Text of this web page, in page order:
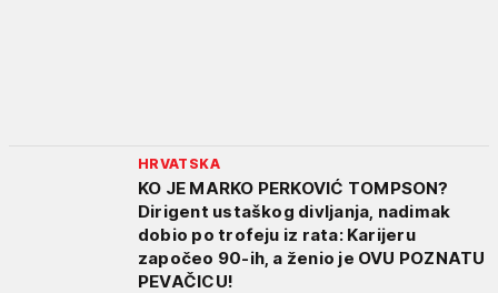
HRVATSKA
KO JE MARKO PERKOVIĆ TOMPSON?
Dirigent ustaškog divljanja, nadimak
dobio po trofeju iz rata: Karijeru
započeo 90-ih, a ženio je OVU POZNATU
PEVAČICU!